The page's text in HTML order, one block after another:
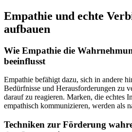
Empathie und echte
aufbauen
Wie Empathie die
beeinflusst
Empathie befähigt dazu, sich in andere
Bedürfnisse und Herausforderungen zu
darauf zu reagieren. Marken, die echtes
empathisch kommunizieren, werden als
Techniken zur Förderung